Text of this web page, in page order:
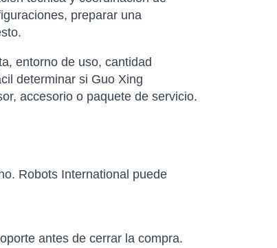
preparar una
entorno de uso, cantidad
determinar si Guo Xing
accesorio o paquete de servicio.
Robots International puede
antes de cerrar la compra.